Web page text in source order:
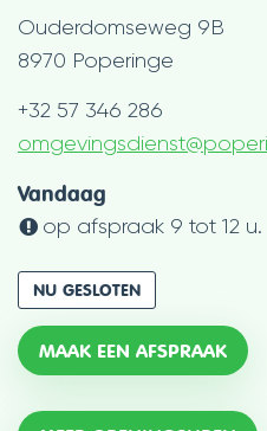
Adres
Ouderdomseweg 9B
,8970 Poperinge
Tel.
+32 57 346 286
E-
omgevingsdienst@
Openingsuren
Vandaag
op afspraak 9 tot 12 u.
NU GESLOTEN
MAAK EEN AFSPRAAK